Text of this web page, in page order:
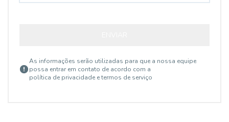
As informações serão utilizadas para que a nossa equipe
possa entrar em contato de acordo com a
política de privacidade e termos de serviço